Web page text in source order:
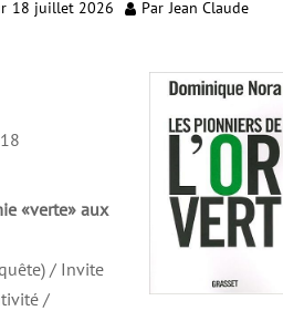
18 juillet 2026 Par Jean Claude
«verte» aux
/ Invite
/